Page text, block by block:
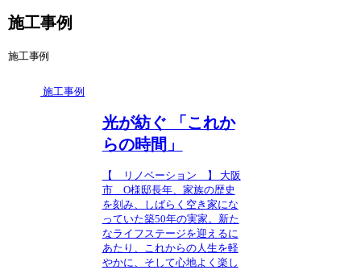
施工事例
施工事例
施工事例
光が紡ぐ 「これか
らの時間」
【 リノベーション 】 大阪
市 O様邸長年、家族の歴史
を刻み、しばらく空き家にな
っていた築50年の実家。新た
なライフステージを迎えるに
あたり、これからの人生を軽
やかに、そして心地よく楽し